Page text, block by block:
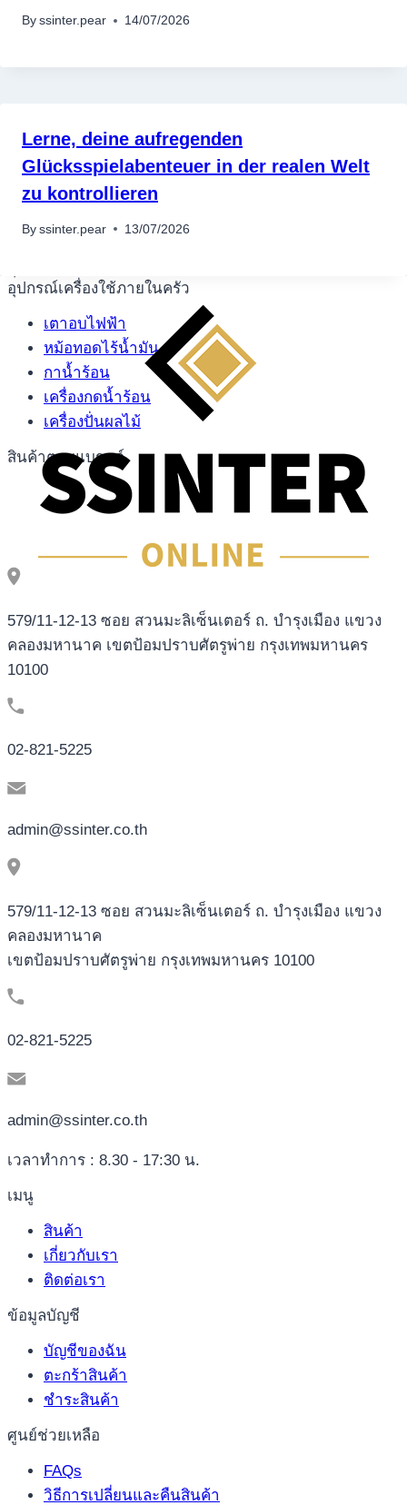
อุปกรณ์เครื่องใช้ภายในครัว
เตาอบไฟฟ้า
หม้อทอดไร้น้ำมัน
กาน้ำร้อน
เครื่องกดน้ำร้อน
เครื่องปั่นผลไม้
สินค้าตามแบรนด์
By ssinter.pear 14/07/2026
Lerne, deine aufregenden
Glücksspielabenteuer in der realen Welt
zu kontrollieren
By ssinter.pear 13/07/2026
579/11-12-13 ซอย สวนมะลิเซ็นเตอร์ ถ. บำรุงเมือง แขวง
คลองมหานาค เขตป้อมปราบศัตรูพ่าย กรุงเทพมหานคร
10100
02-821-5225
admin@ssinter.co.th
579/11-12-13 ซอย สวนมะลิเซ็นเตอร์ ถ. บำรุงเมือง แขวง
คลองมหานาค
เขตป้อมปราบศัตรูพ่าย กรุงเทพมหานคร 10100
02-821-5225
admin@ssinter.co.th
เวลาทำการ : 8.30 - 17:30 น.
เมนู
สินค้า
เกี่ยวกับเรา
ติดต่อเรา
ข้อมูลบัญชี
บัญชีของฉัน
ตะกร้าสินค้า
ชำระสินค้า
ศูนย์ช่วยเหลือ
FAQs
วิธีการเปลี่ยนและคืนสินค้า